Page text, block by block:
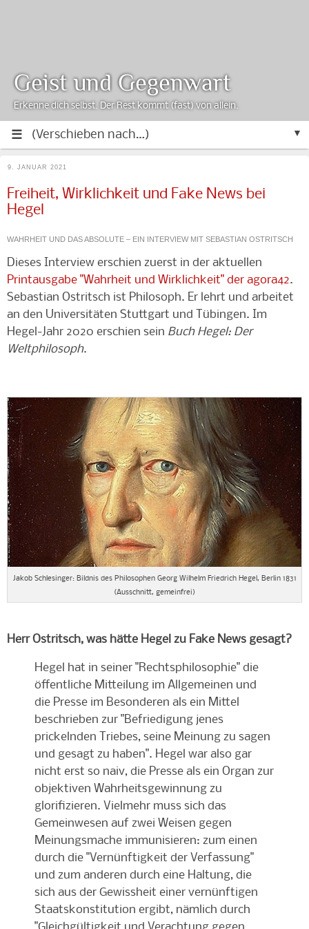
▼
Geist und Gegenwart
Erkenne dich selbst. Der Rest kommt (fast) von allein.
9. JANUAR 2021
Freiheit, Wirklichkeit und Fake News bei
Hegel
WAHRHEIT UND DAS ABSOLUTE – EIN INTERVIEW MIT SEBASTIAN OSTRITSCH
Dieses Interview erschien zuerst in der aktuellen
Printausgabe "Wahrheit und Wirklichkeit" der agora42.
Sebastian Ostritsch ist Philosoph. Er lehrt und arbeitet
an den Universitäten Stuttgart und Tübingen. Im
Hegel-Jahr 2020 erschien sein Buch Hegel: Der
Weltphilosoph.
Jakob Schlesinger: Bildnis des Philosophen Georg Wilhelm Friedrich Hegel, Berlin 1831
(Ausschnitt, gemeinfrei)
Herr Ostritsch, was hätte Hegel zu Fake News gesagt?
Hegel hat in seiner "Rechtsphilosophie" die
öffentliche Mitteilung im Allgemeinen und
die Presse im Besonderen als ein Mittel
beschrieben zur "Befriedigung jenes
prickelnden Triebes, seine Meinung zu sagen
und gesagt zu haben". Hegel war also gar
nicht erst so naiv, die Presse als ein Organ zur
objektiven Wahrheitsgewinnung zu
glorifizieren. Vielmehr muss sich das
Gemeinwesen auf zwei Weisen gegen
Meinungsmache immunisieren: zum einen
durch die "Vernünftigkeit der Verfassung"
und zum anderen durch eine Haltung, die
sich aus der Gewissheit einer vernünftigen
Staatskonstitution ergibt, nämlich durch